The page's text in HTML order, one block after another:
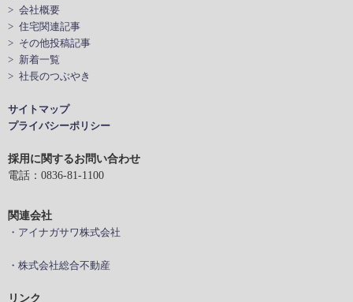
> 会社概要
> 住宅関連記事
> その他投稿記事
> 新着一覧
> 社長のつぶやき
サイトマップ
プライバシーポリシー
採用に関するお問い合わせ
電話：0836-81-1100
関連会社
・アイナガサワ株式会社
・株式会社総合不動産
リンク